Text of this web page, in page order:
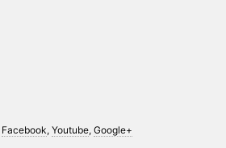
Facebook, Youtube, Google+